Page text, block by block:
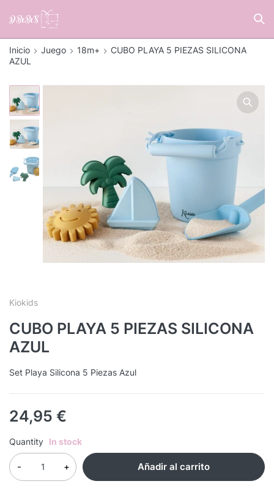
Inicio Juego 18m+
CUBO PLAYA 5 PIEZAS SILICONA
AZUL
Kiokids
CUBO PLAYA 5 PIEZAS SILICONA
AZUL
Set Playa Silicona 5 Piezas Azul
24,95 €
Quantity In stock
Añadir al carrito